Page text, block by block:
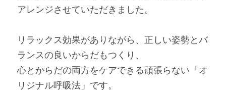
アレンジさせていただきました。
リラックス効果がありながら、正しい姿勢とバ
ランスの良いからだもつくり、
心とからだの両方をケアできる頑張らない「オ
リジナル呼吸法」です。